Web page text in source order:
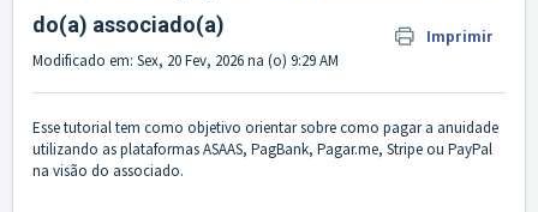
do(a) associado(a)
Imprimir
Modificado em: Sex, 20 Fev, 2026 na (o) 9:29 AM
Esse tutorial tem como objetivo orientar sobre como pagar a anuidade
utilizando as plataformas ASAAS, PagBank, Pagar.me, Stripe ou PayPal
na visão do associado.